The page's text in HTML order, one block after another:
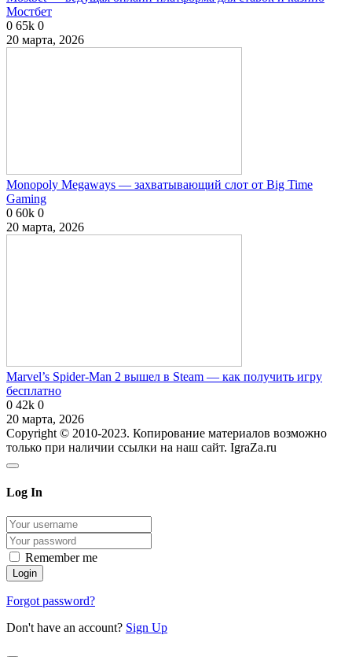
Мостбет
0 65k 0
20 марта, 2026
Monopoly Megaways — захватывающий слот от Big Time
Gaming
0 60k 0
20 марта, 2026
Marvel’s Spider-Man 2 вышел в Steam — как получить игру
бесплатно
0 42k 0
20 марта, 2026
Copyright © 2010-2023. Копирование материалов возможно
только при наличии ссылки на наш сайт. IgraZa.ru
Log In
Remember me
Forgot password?
Don't have an account? Sign Up